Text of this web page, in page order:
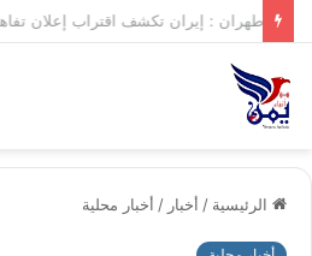
الرئيسية / أخبار / أخبار محلية